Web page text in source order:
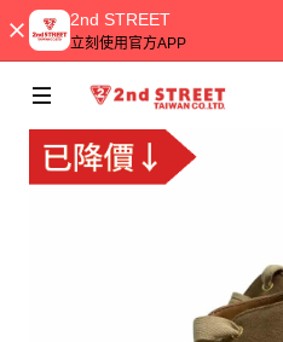
2nd STREET
立刻使用官方APP